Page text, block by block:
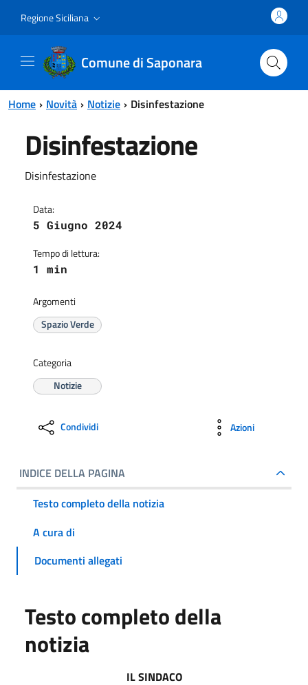
Regione Siciliana
Comune di Saponara
Home Novità Notizie Disinfestazione
Disinfestazione
Disinfestazione
Data:
5 Giugno 2024
Tempo di lettura:
1 min
Argomenti
Spazio Verde
Categoria
Notizie
Condividi Azioni
INDICE DELLA PAGINA
Testo completo della notizia
A cura di
Documenti allegati
Testo completo della
notizia
IL SINDACO